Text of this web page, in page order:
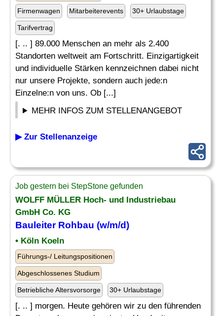
Firmenwagen Mitarbeiterevents 30+ Urlaubstage
Tarifvertrag
[. .. ] 89.000 Menschen an mehr als 2.400
Standorten weltweit am Fortschritt. Einzigartigkeit
und individuelle Stärken kennzeichnen dabei nicht
nur unsere Projekte, sondern auch jede:n
Einzelne:n von uns. Ob [...]
MEHR INFOS ZUM STELLENANGEBOT
▶ Zur Stellenanzeige
Job gestern bei StepStone gefunden
WOLFF MÜLLER Hoch- und Industriebau
GmbH Co. KG
BauleiterRohbau (w/m/d)
• Köln Koeln
Führungs-/ Leitungspositionen
Abgeschlossenes Studium
Betriebliche Altersvorsorge 30+ Urlaubstage
[. .. ] morgen. Heute gehören wir zu den führenden